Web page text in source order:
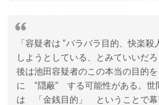
「容疑者は “バラバラ目的、快楽
しようとしている、とみていいだ
後は池田容疑者のこの本当の目的
に “隠蔽” する可能性がある。世
は 「金銭目的」 ということで幕